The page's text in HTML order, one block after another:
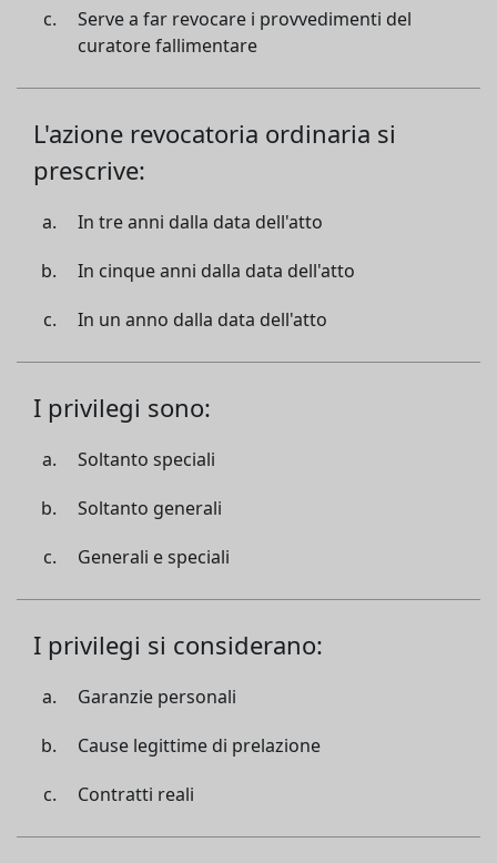
Serve a far revocare i provvedimenti del
curatore fallimentare
L'azione revocatoria ordinaria si
prescrive:
In tre anni dalla data dell'atto
In cinque anni dalla data dell'atto
In un anno dalla data dell'atto
I privilegi sono:
Soltanto speciali
Soltanto generali
Generali e speciali
I privilegi si considerano:
Garanzie personali
Cause legittime di prelazione
Contratti reali